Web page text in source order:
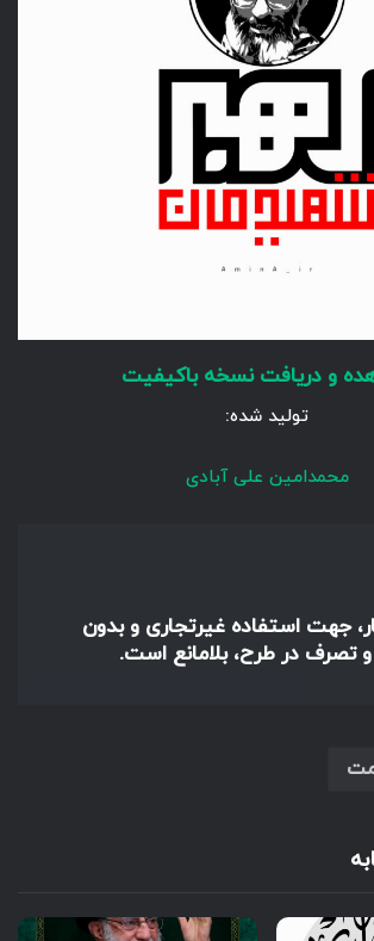
و دریافت نسخه باکیفیت
تولید شده:
محمدامین علی آبادی
جهت استفاده غیرتجاری و بدون
تصرف در طرح، بلامانع است.